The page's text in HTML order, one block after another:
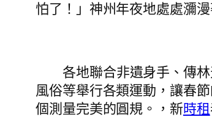
怕了！」神州年夜地處處瀰
各地聯合非遺身手、傳
風俗等舉行各類運動，讓春
個測量完美的圓規。，新時租